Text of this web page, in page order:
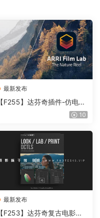
最新发布
【F255】达芬奇插件-仿电影
胶片视频调色插件 ARRI Film
10
最新发布
【F253】达芬奇复古电影胶